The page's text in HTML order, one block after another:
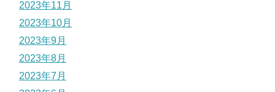
2023年11月
2023年10月
2023年9月
2023年8月
2023年7月